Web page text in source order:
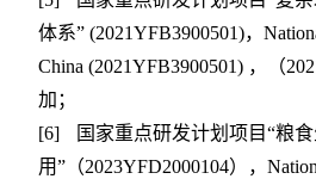
体系” (2021YFB3900501)，
China (2021YFB3900501) ，（
加；
[6]
国家重点研发计划项目“粮
用”（2023YFD2000104），